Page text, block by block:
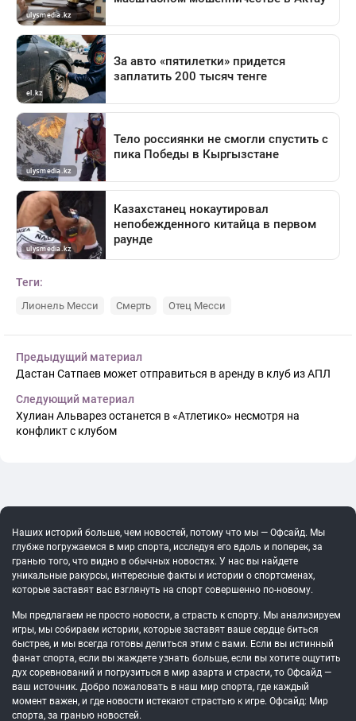
Теги:
Лионель Месси Смерть Отец Месси
Предыдущий материал
Дастан Сатпаев может отправиться в аренду в клуб из АПЛ
Следующий материал
Хулиан Альварез останется в «Атлетико» несмотря на
конфликт с клубом
Наших историй больше, чем новостей, потому что мы — Офсайд. Мы
глубже погружаемся в мир спорта, исследуя его вдоль и поперек, за
гранью того, что видно в обычных новостях. У нас вы найдете
уникальные ракурсы, интересные факты и истории о спортсменах,
которые заставят вас взглянуть на спорт совершенно по-новому.
Мы предлагаем не просто новости, а страсть к спорту. Мы анализируем
игры, мы собираем истории, которые заставят ваше сердце биться
быстрее, и мы всегда готовы делиться этим с вами. Если вы истинный
фанат спорта, если вы жаждете узнать больше, если вы хотите ощутить
дух соревнований и погрузиться в мир азарта и страсти, то Офсайд —
ваш источник. Добро пожаловать в наш мир спорта, где каждый
момент важен, и где новости истекают страстью к игре. Офсайд: Мир
спорта, за гранью новостей.